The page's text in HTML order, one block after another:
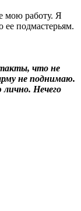
мою работу. Я
подмастерьям.
что не
не поднимаю.
Нечего